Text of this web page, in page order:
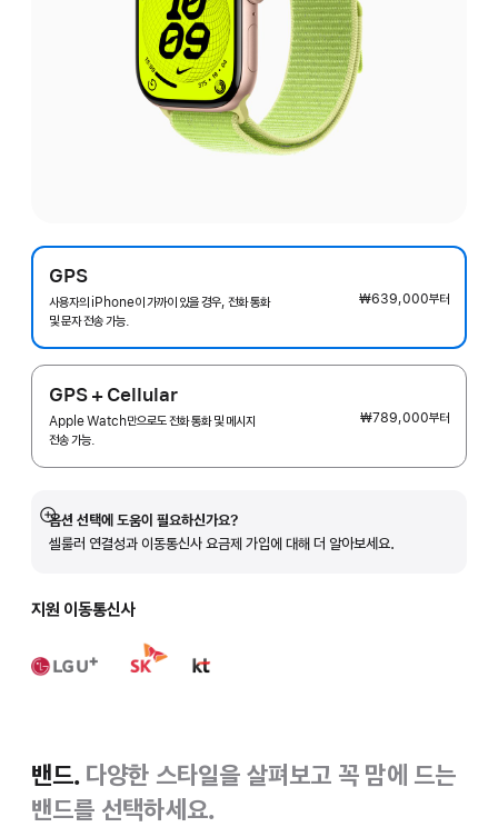
GPS
사용자의 iPhone이 가까이 있을 경우, 전화 통화
및 문자 전송 가능.
₩639,000부터
GPS + Cellular
Apple Watch만으로도 전화 통화 및 메시지
전송 가능.
₩789,000부터
옵션 선택에 도움이 필요하신가요?
셀룰러 연결성과 이동통신사 요금제 가입에 대해 더 알아보세요.
자세히
보기
지원 이동통신사
밴드. 다양한 스타일을 살펴보고 꼭 맘에 드는
밴드를 선택하세요.